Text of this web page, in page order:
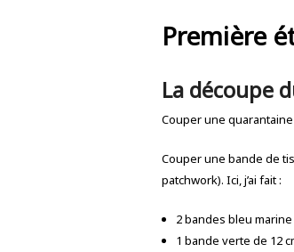
Première
La découpe
Couper une
Couper une bande de
patchwork). Ici, j’ai fait :
2 bandes bleu marine
1 bande verte de 12